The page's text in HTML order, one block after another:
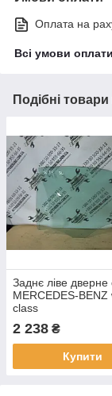
Оплата на
Всі умови оплати
Подібні товари
Заднє ліве дверне
MERCEDES-BENZ
class
2 238 ₴
Купити